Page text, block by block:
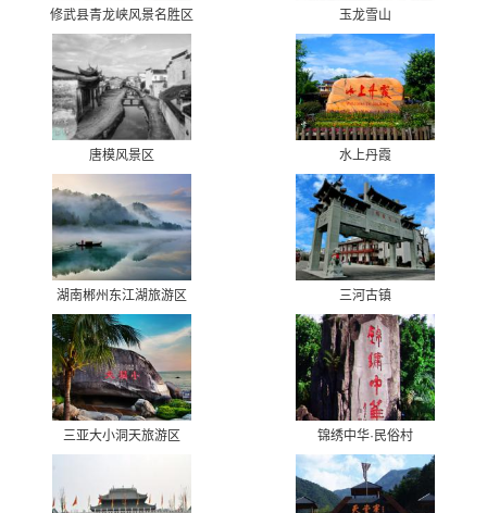
修武县青龙峡风景名胜区 玉龙雪山
唐模风景区 水上丹霞
湖南郴州东江湖旅游区 三河古镇
三亚大小洞天旅游区 锦绣中华·民俗村